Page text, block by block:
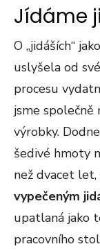
Jídáme
O „jidáších“
uslyšela od
procesu
jsme společně
výrobky.
šedivé hmoty
než dvacet
vypečeným
upatlaná jako
pracovního